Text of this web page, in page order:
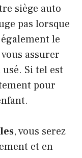
siège auto
pas lorsque
le
assurer
usé. Si tel est
pour
, vous serez
et en